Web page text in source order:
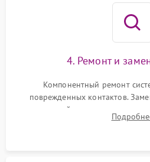
4. Ремонт и
Компонентный ремонт
поврежденных контактов.
двигателей, изношенного
лидара или помпы подачи воды.